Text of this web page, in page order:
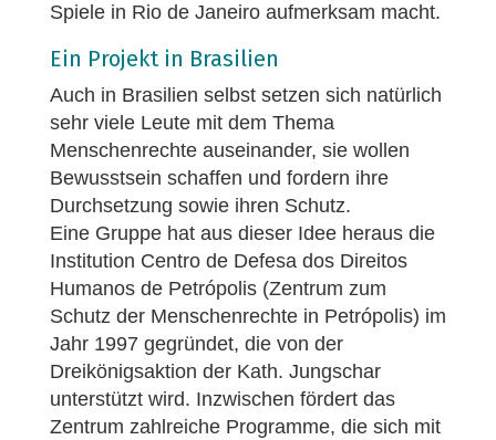
Spiele in Rio de Janeiro aufmerksam macht.
Ein Projekt in Brasilien
Auch in Brasilien selbst setzen sich natürlich
sehr viele Leute mit dem Thema
Menschenrechte auseinander, sie wollen
Bewusstsein schaffen und fordern ihre
Durchsetzung sowie ihren Schutz.
Eine Gruppe hat aus dieser Idee heraus die
Institution Centro de Defesa dos Direitos
Humanos de Petrópolis (Zentrum zum
Schutz der Menschenrechte in Petrópolis) im
Jahr 1997 gegründet, die von der
Dreikönigsaktion der Kath. Jungschar
unterstützt wird. Inzwischen fördert das
Zentrum zahlreiche Programme, die sich mit